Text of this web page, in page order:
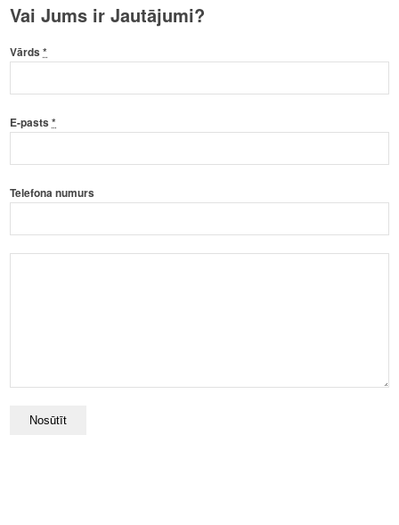
Vai Jums ir Jautājumi?
Vārds*
E-pasts*
Telefona numurs